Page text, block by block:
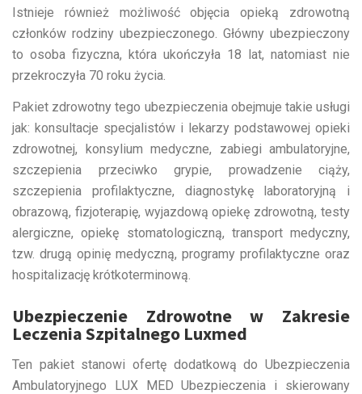
Istnieje również możliwość objęcia opieką zdrowotną
członków rodziny ubezpieczonego. Główny ubezpieczony
to osoba fizyczna, która ukończyła 18 lat, natomiast nie
przekroczyła 70 roku życia.
Pakiet zdrowotny tego ubezpieczenia obejmuje takie usługi
jak: konsultacje specjalistów i lekarzy podstawowej opieki
zdrowotnej, konsylium medyczne, zabiegi ambulatoryjne,
szczepienia przeciwko grypie, prowadzenie ciąży,
szczepienia profilaktyczne, diagnostykę laboratoryjną i
obrazową, fizjoterapię, wyjazdową opiekę zdrowotną, testy
alergiczne, opiekę stomatologiczną, transport medyczny,
tzw. drugą opinię medyczną, programy profilaktyczne oraz
hospitalizację krótkoterminową.
Ubezpieczenie Zdrowotne w Zakresie
Leczenia Szpitalnego Luxmed
Ten pakiet stanowi ofertę dodatkową do Ubezpieczenia
Ambulatoryjnego LUX MED Ubezpieczenia i skierowany